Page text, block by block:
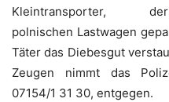
Kleintransporter,
polnischen Lastwagen
Täter das Diebesgut
Zeugen nimmt das
07154/1 31 30, entgegen.